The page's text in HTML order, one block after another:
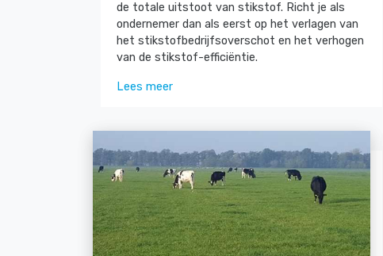
de totale uitstoot van stikstof. Richt je als
ondernemer dan als eerst op het verlagen van
het stikstofbedrijfsoverschot en het verhogen
van de stikstof-efficiëntie.
Lees meer